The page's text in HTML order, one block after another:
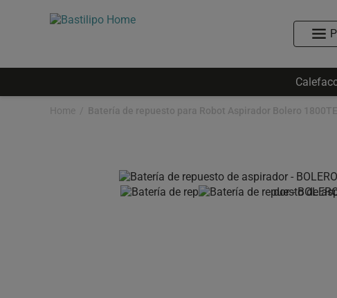
Home Batería de repuesto para Robot Aspirador Bolero 1800TE